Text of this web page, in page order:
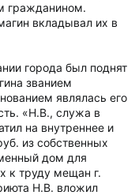
гражданином.
вкладывал их в
города был поднят
званием
являлась его
«Н.В., служа в
на внутреннее и
из собственных
дом для
к труду мещан г.
Н.В. вложил